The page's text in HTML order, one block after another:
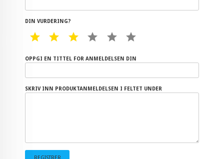
DIN VURDERING?
1 STAR2 STAR3 STAR4 STAR5 STAR
OPPGI EN TITTEL FOR ANMELDELSEN DIN
SKRIV INN PRODUKTANMELDELSEN I FELTET UNDER